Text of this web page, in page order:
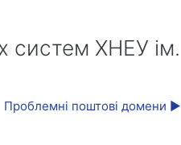
систем ХНЕУ ім.
Проблемні поштові домени ▶︎